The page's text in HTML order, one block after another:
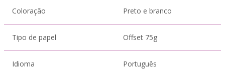
Coloração Preto e branco
Tipo de papel Offset 75g
Idioma Português